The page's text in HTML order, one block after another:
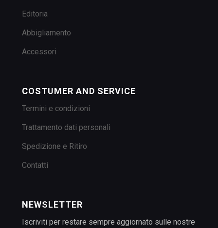
Editoria
Abbigliamento
Accessori
COSTUMER AND SERVICE
Termini e condizioni
Trattamento dati personali
Spedizione e Ritiro
Contatti
NEWSLETTER
Iscriviti per restare sempre aggiornato sulle nostre